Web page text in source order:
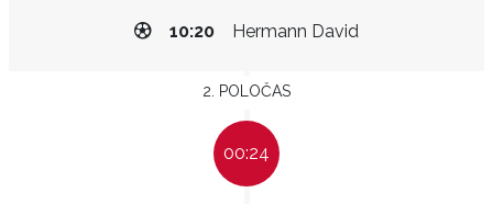
Hermann David
10:20
2. POLOČAS
00:24